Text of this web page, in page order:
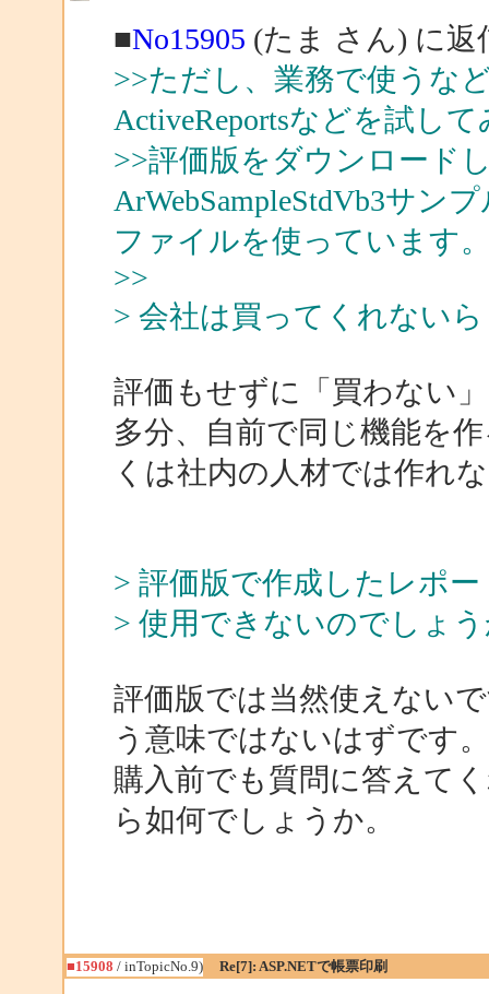
■No15905 (たま さん) に返
>>ただし、業務で使うな
ActiveReportsなどを試し
>>評価版をダウンロード
ArWebSampleStdVb3サン
ファイルを使っています
>>
> 会社は買ってくれない
評価もせずに「買わない
多分、自前で同じ機能を
くは社内の人材では作れ
> 評価版で作成したレポ
> 使用できないのでしょ
評価版では当然使えない
う意味ではないはずです。
購入前でも質問に答えて
ら如何でしょうか。
■15908 / inTopicNo.9) Re[7]: ASP.NETで帳票印刷